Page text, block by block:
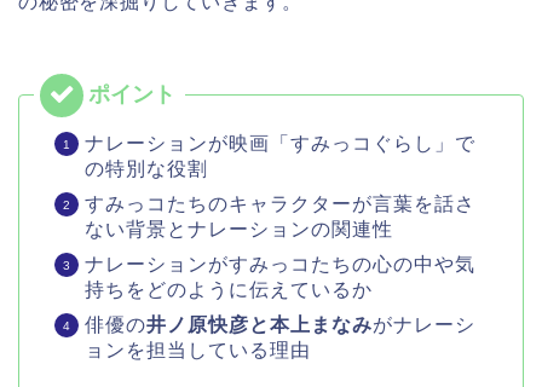
ナレーションが映画「すみっコぐらし」で
の特別な役割
すみっコたちのキャラクターが言葉を話さ
ない背景とナレーションの関連性
ナレーションがすみっコたちの心の中や気
持ちをどのように伝えているか
俳優の井ノ原快彦と本上まなみがナレーシ
ョンを担当している理由